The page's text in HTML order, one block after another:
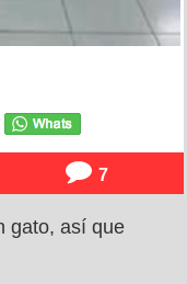
7
gato, así que